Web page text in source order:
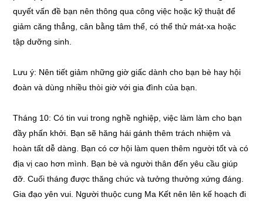
quyết vấn đề bạn nên thông qua công việc hoặc kỹ thuật để
giảm căng thẳng, cân bằng tâm thể, có thể thử mát-xa hoặc
tập dưỡng sinh.
Lưu ý: Nên tiết giảm những giờ giấc dành cho bạn bè hay hội
đoàn và dùng nhiều thòi giờ với gia đình của bạn.
Tháng 10: Có tin vui trong nghề nghiệp, việc làm làm cho bạn
đầy phấn khởi. Bạn sẽ hăng hái gánh thêm trách nhiệm và
hoàn tất dễ dàng. Bạn có cơ hội làm quen thêm người tốt và có
địa vị cao hơn mình. Bạn bè và người thân đến yêu cầu giúp
đỡ. Cuối tháng được thăng chức và tưởng thưởng xứng đáng.
Gia đạo yên vui. Người thuộc cung Ma Kết nên lên kế hoạch đi